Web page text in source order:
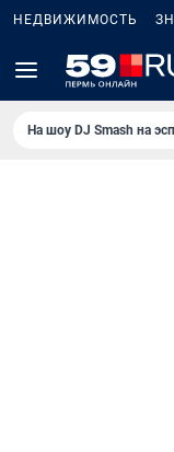
НЕДВИЖИМОСТЬ
На шоу DJ Smash на